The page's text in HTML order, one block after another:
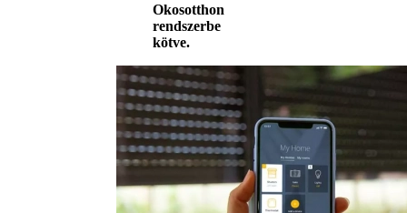
Okosotthon
rendszerbe
kötve.